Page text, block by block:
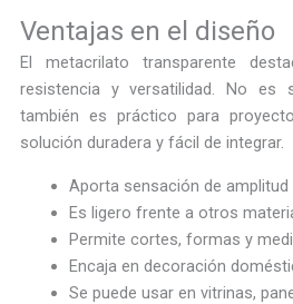
Ventajas en el diseño
El metacrilato transparente
resistencia y versatilidad. No es
también es práctico para
solución duradera y fácil de integrar.
Aporta sensación de amplitud
Es ligero frente a otros
Permite cortes, formas y
Encaja en decoración
Se puede usar en vitrinas,